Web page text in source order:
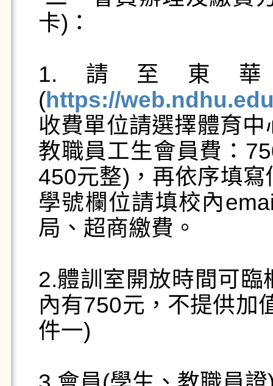
卡)：
1.請至東
(https://
收費單位請選擇體育
教職員工生會員費：
450元整)，再依序填
學號欄位請填校內
局、超商繳費。
2.體訓室開放時間可
內有750元，不提供加
件一)